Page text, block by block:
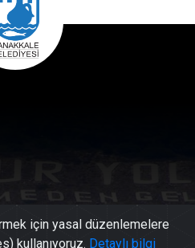
için yasal düzenlemelere
kullanıyoruz. Detaylı bilgi